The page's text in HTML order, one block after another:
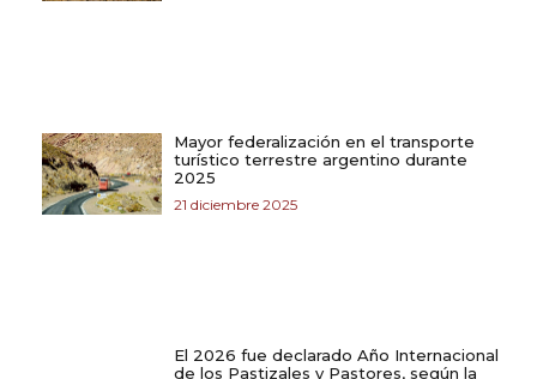
Mayor federalización en el transporte
turístico terrestre argentino durante
2025
21 diciembre 2025
El 2026 fue declarado Año Internacional
de los Pastizales y Pastores, según la